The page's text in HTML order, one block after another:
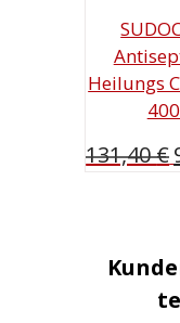
Heilungs
131,40€